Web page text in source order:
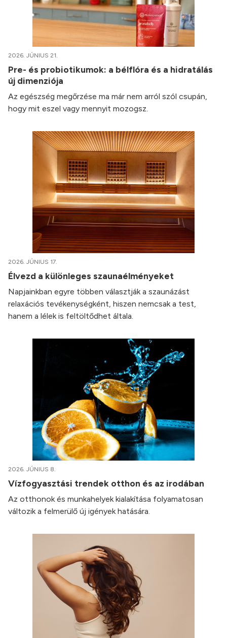
2026. JÚNIUS 21.
Pre- és probiotikumok: a bélflóra és a hidratálás
új dimenziója
Az egészség megőrzése ma már nem arról szól csupán,
hogy mit eszel vagy mennyit mozogsz.
2026. JÚNIUS 17.
Élvezd a különleges szaunaélményeket
Napjainkban egyre többen választják a szaunázást
relaxációs tevékenységként, hiszen nemcsak a test,
hanem a lélek is feltöltődhet általa.
2026. JÚNIUS 8.
Vízfogyasztási trendek otthon és az irodában
Az otthonok és munkahelyek kialakítása folyamatosan
változik a felmerülő új igények hatására.